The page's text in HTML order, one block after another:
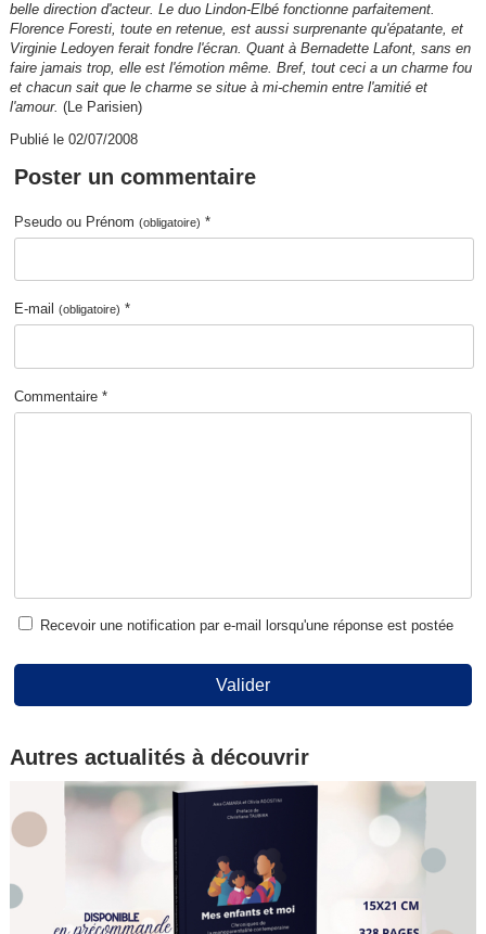
belle direction d'acteur. Le duo Lindon-Elbé fonctionne parfaitement.
Florence Foresti, toute en retenue, est aussi surprenante qu'épatante, et
Virginie Ledoyen ferait fondre l'écran. Quant à Bernadette Lafont, sans en
faire jamais trop, elle est l'émotion même. Bref, tout ceci a un charme fou
et chacun sait que le charme se situe à mi-chemin entre l'amitié et
l'amour. (Le Parisien)
Publié le 02/07/2008
Poster un commentaire
Pseudo ou Prénom(obligatoire) *
E-mail(obligatoire) *
Commentaire *
Recevoir une notification par e-mail lorsqu'une réponse est postée
Valider
Autres actualités à découvrir